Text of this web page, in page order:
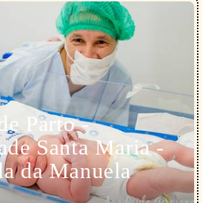
Parto -
Santa Maria -
da Manuela